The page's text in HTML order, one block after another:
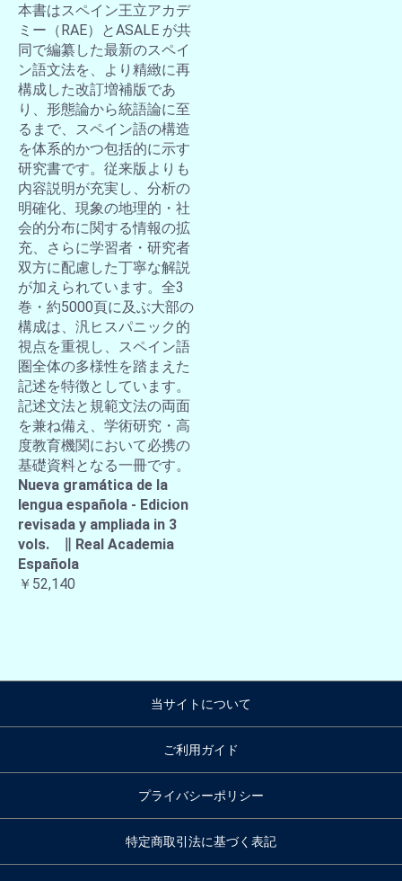
本書はスペイン王立アカデ
ミー（RAE）とASALE が共
同で編纂した最新のスペイ
ン語文法を、より精緻に再
構成した改訂増補版であ
り、形態論から統語論に至
るまで、スペイン語の構造
を体系的かつ包括的に示す
研究書です。従来版よりも
内容説明が充実し、分析の
明確化、現象の地理的・社
会的分布に関する情報の拡
充、さらに学習者・研究者
双方に配慮した丁寧な解説
が加えられています。全3
巻・約5000頁に及ぶ大部の
構成は、汎ヒスパニック的
視点を重視し、スペイン語
圏全体の多様性を踏まえた
記述を特徴としています。
記述文法と規範文法の両面
を兼ね備え、学術研究・高
度教育機関において必携の
基礎資料となる一冊です。
Nueva gramática de la
lengua española - Edicion
revisada y ampliada in 3
vols. ∥ Real Academia
Española
￥52,140
当サイトについて
ご利用ガイド
プライバシーポリシー
特定商取引法に基づく表記